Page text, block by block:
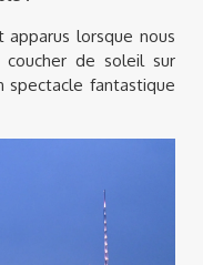
apparus lorsque nous
de soleil sur
spectacle fantastique